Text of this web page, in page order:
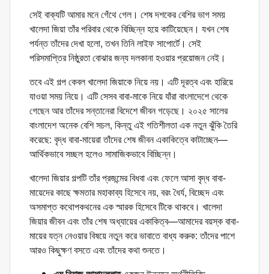
সেই বাক্যটি আমার মনে গেঁথে গেল। শেষ দশকের বেশির ভাগ সময়
খালেদা জিয়া তাঁর পরিবার থেকে বিচ্ছিন্ন হয়ে কাটিয়েছেন। যখন শেষ
পর্যন্ত তাঁদের দেখা হলো, তখন তিনি লাইফ সাপোর্টে। সেই
পরিসমাপ্তির নিষ্ঠুরতা বোঝার জন্য দলকানা হওয়ার প্রয়োজন নেই।
তবে এই গল্প কেবল খালেদা জিয়াকে নিয়ে নয়। এটি দূরত্ব এবং হারিয়ে
যাওয়া সময় নিয়ে। এটি সেসব বাবা-মাকে নিয়ে যাঁরা বাংলাদেশে থেকে
গেছেন আর তাঁদের সন্তানেরা বিদেশে জীবন গড়েছে। ২০২৫ সালের
বাংলাদেশ অনেক বেশি সচল, কিন্তু এই গতিশীলতা এক নতুন ঝুঁকি তৈরি
করেছে: বৃদ্ধ বাবা-মায়েরা তাঁদের শেষ জীবন একাকিত্বে কাটাচ্ছেন—
আর্থিকভাবে সচ্ছল হলেও সামাজিকভাবে বিচ্ছিন্ন।
খালেদা জিয়ার গল্পটি তাঁর প্রজন্মের বিধবা এবং ফেলে আসা বৃদ্ধ বাবা-
মায়েদের কাছে ক্ষমতার মহাকাব্য হিসেবে নয়, বরং ধৈর্য, বিচ্ছেদ এবং
অসমাপ্ত কথোপকথনের এক স্মারক হিসেবে টিকে থাকবে। খালেদা
জিয়ার জীবন এবং তাঁর শেষ অধ্যায়ের একাকিত্ব—আমাদের বয়স্ক বাবা-
মায়ের যত্ন নেওয়ার বিষয়ে নতুন করে ভাবাতে বাধ্য করুক: তাঁদের পাশে
আরও কিছুক্ষণ বসতে এবং তাঁদের কথা শুনতে।